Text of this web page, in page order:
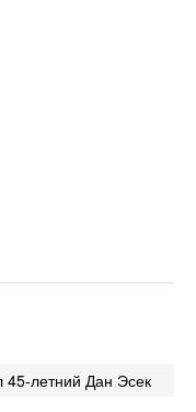
45-летний Дан Эсек